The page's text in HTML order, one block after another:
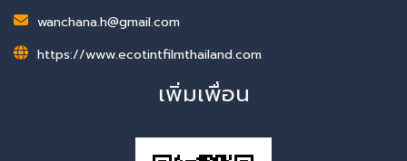
wanchana.h@gmail.com
https://www.ecotintfilmthailand.com
เพิ่มเพื่อน